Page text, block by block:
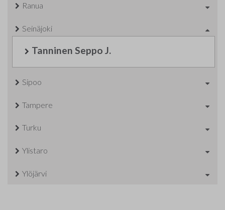
Ranua
Seinäjoki
Tanninen Seppo J.
Sipoo
Tampere
Turku
Ylistaro
Ylöjärvi